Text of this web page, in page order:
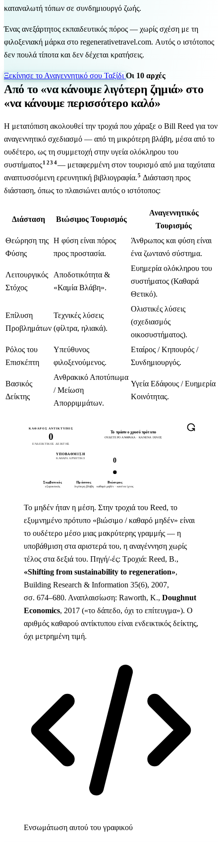
καταναλωτή τόπων σε συνδημιουργό ζωής.
Ένας ανεξάρτητος εκπαιδευτικός πόρος — χωρίς σχέση με τη
φιλοξενιακή μάρκα στο regenerativetravel.com. Αυτός ο ιστότοπος
δεν πουλά τίποτα και δεν δέχεται κρατήσεις.
Ξεκίνησε το Αναγεννητικό σου Ταξίδι Οι 10 αρχές
Από το «να κάνουμε λιγότερη ζημιά» στο
«να κάνουμε περισσότερο καλό»
Η μετατόπιση ακολουθεί την τροχιά που χάραξε ο Bill Reed για τον
αναγεννητικό σχεδιασμό — από τη μικρότερη βλάβη, μέσα από το
ουδέτερο, ως τη συμμετοχή στην υγεία ολόκληρου του
συστήματος1 2 3 4— μεταφερμένη στον τουρισμό από μια ταχύτατα
αναπτυσσόμενη ερευνητική βιβλιογραφία.5 Διάσταση προς
διάσταση, όπως το πλαισιώνει αυτός ο ιστότοπος:
Διάσταση Βιώσιμος Τουρισμός
Αναγεννητικός
Τουρισμός
Θεώρηση της
Φύσης
Η φύση είναι πόρος
προς προστασία.
Άνθρωπος και φύση είναι
ένα ζωντανό σύστημα.
Λειτουργικός
Στόχος
Αποδοτικότητα &
«Καμία Βλάβη».
Ευημερία ολόκληρου του
συστήματος (Καθαρά
Θετικό).
Επίλυση
Προβλημάτων
Τεχνικές λύσεις
(φίλτρα, ηλιακά).
Ολιστικές λύσεις
(σχεδιασμός
οικοσυστήματος).
Ρόλος του
Επισκέπτη
Υπεύθυνος
φιλοξενούμενος.
Εταίρος / Κηπουρός /
Συνδημιουργός.
Βασικός
Δείκτης
Ανθρακικό Αποτύπωμα
/ Μείωση
Απορριμμάτων.
Υγεία Εδάφους / Ευημερία
Κοινότητας.
ΚΑΘΑΡΌΣ ΑΝΤΊΚΤΥΠΟΣ
0
ΕΝΔΕΙΚΤΙΚΌΣ ΔΕΊΚΤΗΣ
Το πράσινο χρυσό πρότυπο
ΟΥΔΈΤΕΡΟ ΆΝΘΡΑΚΑ · ΚΑΝΈΝΑ ΊΧΝΟΣ
ΥΠΟΒΆΘΜΙΣΗ
ΚΑΘΑΡΆ ΑΡΝΗΤΙΚΌ
Συμβατικός
εξορυκτικός
Πράσινος
λιγότερη βλάβη
0
Βιώσιμος
καθαρό μηδέν · κανένα ίχνος
Το μηδέν ήταν η μέση. Στην τροχιά του Reed, το
εξυμνημένο πρότυπο «βιώσιμο / καθαρό μηδέν» είναι
το ουδέτερο μέσο μιας μακρύτερης γραμμής — η
υποβάθμιση στα αριστερά του, η αναγέννηση χωρίς
τέλος στα δεξιά του. Πηγή/-ές: Τροχιά: Reed, B.,
«Shifting from sustainability to regeneration»,
Building Research & Information 35(6), 2007,
σσ. 674–680. Αναπλαισίωση: Raworth, K., Doughnut
Economics, 2017 («το δάπεδο, όχι το επίτευγμα»). Ο
αριθμός καθαρού αντίκτυπου είναι ενδεικτικός δείκτης,
όχι μετρημένη τιμή.
Ενσωμάτωση αυτού του γραφικού